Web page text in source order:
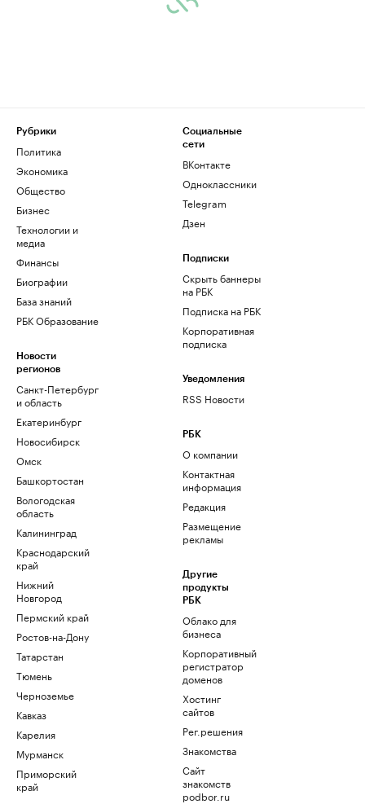
Рубрики
Политика
Экономика
Общество
Бизнес
Технологии и
медиа
Финансы
Биографии
База знаний
РБК Образование
Новости
регионов
Санкт-Петербург
и область
Екатеринбург
Новосибирск
Омск
Башкортостан
Вологодская
область
Калининград
Краснодарский
край
Нижний
Новгород
Пермский край
Ростов-на-Дону
Татарстан
Тюмень
Черноземье
Кавказ
Карелия
Мурманск
Приморский
край
Социальные
сети
ВКонтакте
Одноклассники
Telegram
Дзен
Подписки
Скрыть баннеры
на РБК
Подписка на РБК
Корпоративная
подписка
Уведомления
RSS Новости
РБК
О компании
Контактная
информация
Редакция
Размещение
рекламы
Другие
продукты
РБК
Облако для
бизнеса
Корпоративный
регистратор
доменов
Хостинг
сайтов
Рег.решения
Знакомства
Сайт
знакомств
podbor.ru